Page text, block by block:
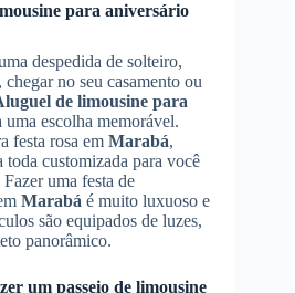
para aniversário
despedida de solteiro,
no seu casamento ou
de limousine para
uma escolha memorável.
festa rosa em Marabá,
customizada para você
uma festa de
Marabá é muito luxuoso e
são equipados de luzes,
panorâmico.
um passeio de limousine